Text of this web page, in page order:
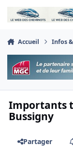
Aller au contenu
Accueil Infos
Importants
Bussigny
Partager